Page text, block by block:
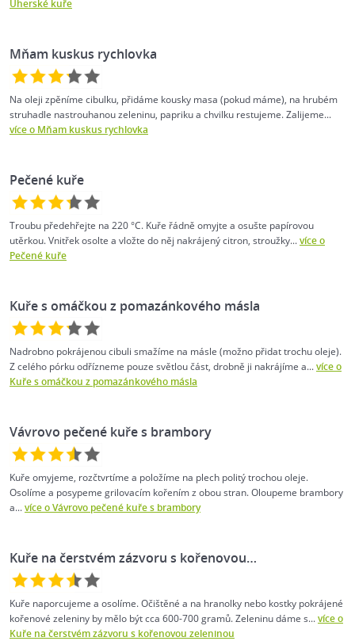
Uherské kuře
Mňam kuskus rychlovka
Na oleji zpěníme cibulku, přidáme kousky masa (pokud máme), na hrubém
struhadle nastrouhanou zeleninu, papriku a chvilku restujeme. Zalijeme...
více o Mňam kuskus rychlovka
Pečené kuře
Troubu předehřejte na 220 °C. Kuře řádně omyjte a osušte papírovou
utěrkou. Vnitřek osolte a vložte do něj nakrájený citron, stroužky...více o
Pečené kuře
Kuře s omáčkou z pomazánkového másla
Nadrobno pokrájenou cibuli smažíme na másle (možno přidat trochu oleje).
Z celého pórku odřízneme pouze světlou část, drobně ji nakrájíme a...více o
Kuře s omáčkou z pomazánkového másla
Vávrovo pečené kuře s brambory
Kuře omyjeme, rozčtvrtíme a položíme na plech politý trochou oleje.
Osolíme a posypeme grilovacím kořením z obou stran. Oloupeme brambory
a...více o Vávrovo pečené kuře s brambory
Kuře na čerstvém zázvoru s kořenovou…
Kuře naporcujeme a osolíme. Očištěné a na hranolky nebo kostky pokrájené
kořenové zeleniny by mělo být cca 600-700 gramů. Zeleninu dáme s...více o
Kuře na čerstvém zázvoru s kořenovou zeleninou